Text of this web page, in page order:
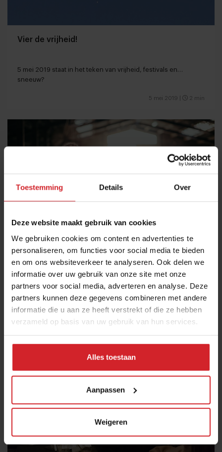
Toestemming Details Over
Deze website maakt gebruik van cookies
We gebruiken cookies om content en advertenties te
personaliseren, om functies voor social media te bieden
en om ons websiteverkeer te analyseren. Ook delen we
informatie over uw gebruik van onze site met onze
partners voor social media, adverteren en analyse. Deze
partners kunnen deze gegevens combineren met andere
informatie die u aan ze heeft verstrekt of die ze hebben
verzameld op basis van uw gebruik van hun services.
Alles toestaan
Aanpassen
Weigeren
Vier de vrijheid!
5 mei 2019 staat in het teken van vrijheid, festivals en…
sneeuw?
5 mei 2019 2 min
Zo trots als een koe
Het terroir van melk
4 mei 2019| 1 min